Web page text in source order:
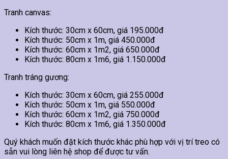
Tranh canvas:
Kích thước: 30cm x 60cm, giá 195.000đ
Kích thước: 50cm x 1m, giá 450.000đ
Kích thước: 60cm x 1m2, giá 650.000đ
Kích thước: 80cm x 1m6, giá 1.150.000đ
Tranh tráng gương:
Kích thước: 30cm x 60cm, giá 255.000đ
Kích thước: 50cm x 1m, giá 550.000đ
Kích thước: 60cm x 1m2, giá 750.000đ
Kích thước: 80cm x 1m6, giá 1.350.000đ
Quý khách muốn đặt kích thước khác phù hợp với vị trí treo có
sẵn vui lòng liên hệ shop để được tư vấn.